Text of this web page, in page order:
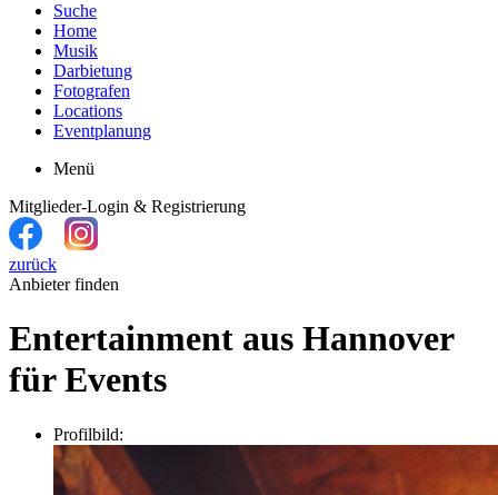
Suche
Home
Musik
Darbietung
Fotografen
Locations
Eventplanung
Menü
Mitglieder-Login & Registrierung
zurück
Anbieter finden
Entertainment aus Hannover
für Events
Profilbild: